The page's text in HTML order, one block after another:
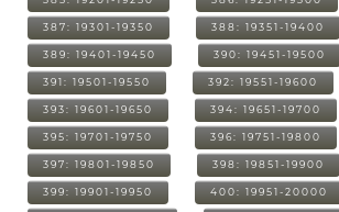
387: 19301-19350 388: 19351-19400
389: 19401-19450 390: 19451-19500
391: 19501-19550 392: 19551-19600
393: 19601-19650 394: 19651-19700
395: 19701-19750 396: 19751-19800
397: 19801-19850 398: 19851-19900
399: 19901-19950 400: 19951-20000